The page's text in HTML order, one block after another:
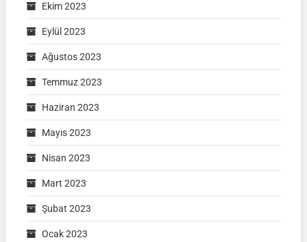
Ekim 2023
Eylül 2023
Ağustos 2023
Temmuz 2023
Haziran 2023
Mayıs 2023
Nisan 2023
Mart 2023
Şubat 2023
Ocak 2023